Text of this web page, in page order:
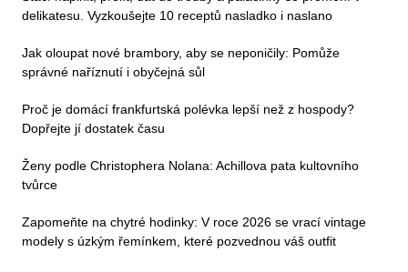
delikatesu. Vyzkoušejte 10 receptů nasladko i naslano
Jak oloupat nové brambory, aby se neponičily: Pomůže
správné naříznutí i obyčejná sůl
Proč je domácí frankfurtská polévka lepší než z hospody?
Dopřejte jí dostatek času
Ženy podle Christophera Nolana: Achillova pata kultovního
tvůrce
Zapomeňte na chytré hodinky: V roce 2026 se vrací vintage
modely s úzkým řemínkem, které pozvednou váš outfit